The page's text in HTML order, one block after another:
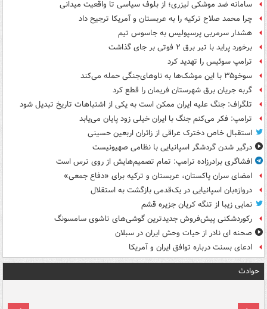
سامانه ضد موشکی لیزری؛ از بلوف سیاسی تا واقعیت میدانی
چرا محمد صلاح ترکیه را به عربستان و آمریکا ترجیح داد
هشدار سرمربی پرسپولیس به جاسوس تیم
برخورد پراید با تیر برق ۲ فوتی بر جای گذاشت
ترامپ سوئیس را تهدید کرد
سوخو۳۵ با این موشک‌ها به ناوهای‌جنگی حمله می‌کند
گربه جریان برق شهرستان فریمان را قطع کرد
تلگراف: جنگ علیه ایران ممکن است به یکی از اشتباهات تاریخ تبدیل شود
ترامپ: فکر می‌کنم جنگ با ایران خیلی زود پایان می‌یابد
استقبال خاص دخترک عراقی از زائران اربعین حسینی
درگیر شدن گردشگر اسپانیایی با نظامی صهیونیست
افشاگری برادرزاده ترامپ: تمام تصمیم‌هایش از روی ترس است
امضای سران پاکستان، عربستان و ترکیه برای «دفاع جمعی»
دروازه‌بان اسپانیایی در یک‌قدمی بازگشت به استقلال
نمایی زیبا از تنگه کریان جزیره قشم
رکوردشکنی پیش‌فروش جدیدترین گوشی‌های تاشوی سامسونگ
صحنه ای نادر از حیات وحش ایران در سبلان
ادعای بسنت درباره توافق ایران و آمریکا
حوادث